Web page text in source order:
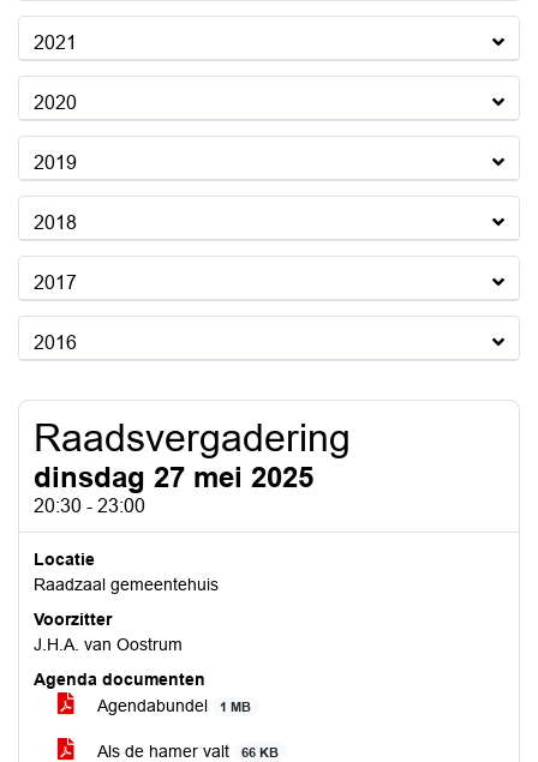
2021
2020
2019
2018
2017
2016
Raadsvergadering
dinsdag 27 mei 2025
20:30 - 23:00
Locatie
Raadzaal gemeentehuis
Voorzitter
J.H.A. van Oostrum
Agenda documenten
Agendabundel
1 MB
Als de hamer valt 66 KB